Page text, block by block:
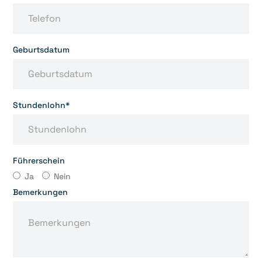
Geburtsdatum
Stundenlohn*
Führerschein
Ja
Nein
Bemerkungen